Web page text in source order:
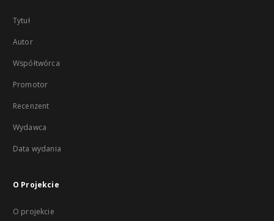
Tytuł
Autor
Współtwórca
Promotor
Recenzent
Wydawca
Data wydania
O Projekcie
O projekcie